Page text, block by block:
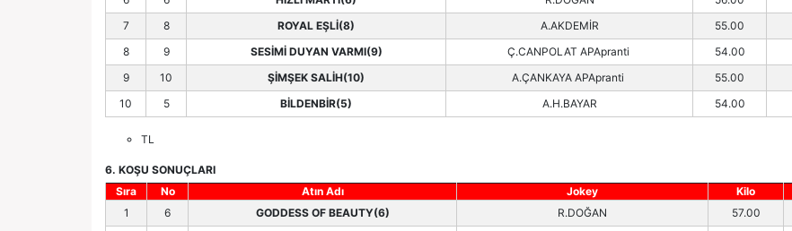
7
8 ROYAL EŞLİ(8) A.AKDEMİR 55.00
8
9 SESİMİ DUYAN VARMI(9) Ç.CANPOLAT APApranti 54.00
9
10 ŞİMŞEK SALİH(10) A.ÇANKAYA APApranti 55.00
10
5 BİLDENBİR(5) A.H.BAYAR 54.00
TL
6. KOŞU SONUÇLARI
Sıra
No Atın Adı Jokey Kilo
1
6 GODDESS OF BEAUTY(6) R.DOĞAN 57.00